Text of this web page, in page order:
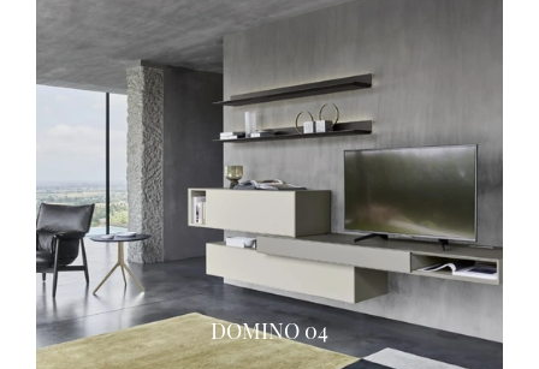
DOMINO 04